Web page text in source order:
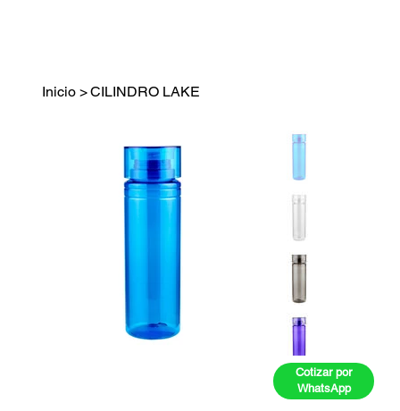
Inicio >CILINDRO LAKE
Cotizar por
WhatsApp